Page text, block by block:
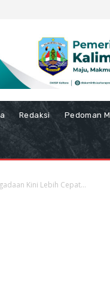
Redaksi Pedoman
Kini Lebih Cepat...